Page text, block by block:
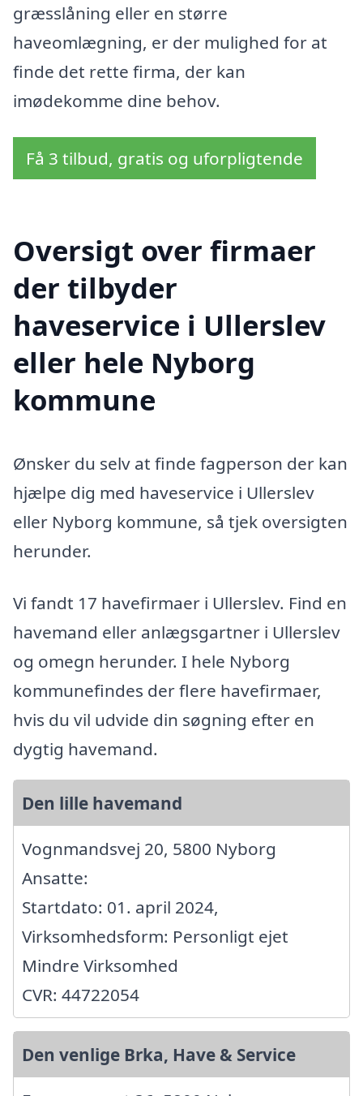
græsslåning eller en større
haveomlægning, er der mulighed for at
finde det rette firma, der kan
imødekomme dine behov.
Få 3 tilbud, gratis og uforpligtende
Oversigt over firmaer
der tilbyder
haveservice i Ullerslev
eller hele Nyborg
kommune
Ønsker du selv at finde fagperson der kan
hjælpe dig med haveservice i Ullerslev
eller Nyborg kommune, så tjek oversigten
herunder.
Vi fandt 17 havefirmaer i Ullerslev. Find en
havemand eller anlægsgartner i Ullerslev
og omegn herunder. I hele Nyborg
kommunefindes der flere havefirmaer,
hvis du vil udvide din søgning efter en
dygtig havemand.
Den lille havemand
Vognmandsvej 20, 5800 Nyborg
Ansatte:
Startdato: 01. april 2024,
Virksomhedsform: Personligt ejet
Mindre Virksomhed
CVR: 44722054
Den venlige Brka, Have & Service